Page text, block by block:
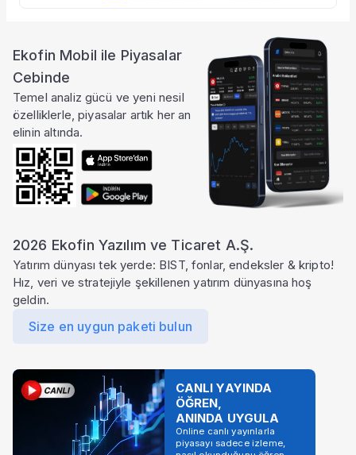
Ekofin Mobil ile Piyasalar
Cebinde
Temel analiz gücü ve yeni nesil
özelliklerle, piyasalar artık her an
elinin altında.
2026 Ekofin Yazılım ve Ticaret A.Ş.
Yatırım dünyası tek yerde: BIST, fonlar, endeksler & kripto!
Hız, veri ve stratejiyle şekillenen yatırım dünyasına hoş
geldin.
Size en uygun paketi bulun
CANLI YAYINDA
ÖĞREN,
ANINDA UYGULA
Online canlı yayınlarla
piyasayı sadece izleme,